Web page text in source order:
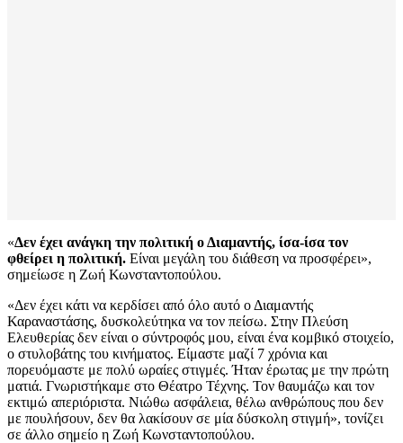
«Δεν έχει ανάγκη την πολιτική ο Διαμαντής, ίσα-ίσα τον
φθείρει η πολιτική. Είναι μεγάλη του διάθεση να προσφέρει»,
σημείωσε η Ζωή Κωνσταντοπούλου.
«Δεν έχει κάτι να κερδίσει από όλο αυτό ο Διαμαντής
Καραναστάσης, δυσκολεύτηκα να τον πείσω. Στην Πλεύση
Ελευθερίας δεν είναι ο σύντροφός μου, είναι ένα κομβικό στοιχείο,
ο στυλοβάτης του κινήματος. Είμαστε μαζί 7 χρόνια και
πορευόμαστε με πολύ ωραίες στιγμές. Ήταν έρωτας με την πρώτη
ματιά. Γνωριστήκαμε στο Θέατρο Τέχνης. Τον θαυμάζω και τον
εκτιμώ απεριόριστα. Νιώθω ασφάλεια, θέλω ανθρώπους που δεν
με πουλήσουν, δεν θα λακίσουν σε μία δύσκολη στιγμή», τονίζει
σε άλλο σημείο η Ζωή Κωνσταντοπούλου.